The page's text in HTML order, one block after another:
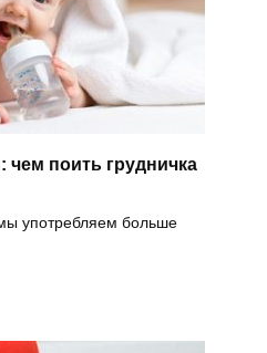
чем поить грудничка
употребляем больше